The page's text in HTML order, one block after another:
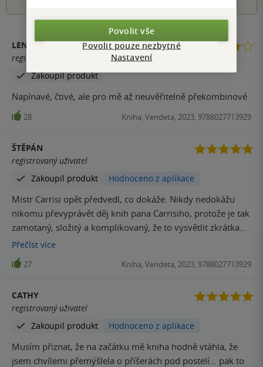
LENKA FRYBERTOVÁ
registrovaný uživatel
Zakoupil produkt
Napínavé, čtivé, ale pro mě až neuvěřitelně překombinové
28 Kniha, Vendeta, 2023, 9788027713929
ŠTĚPÁN
registrovaný uživatel
Zakoupil produkt
Hodnoceno z aplikace
Mistr Carrisi opět předvedl, co dokáže. Nikdy nedokážu
nikomu převyprávět děj knih pana Carrisiho, protože je tak
zamotaný, složitý a komplikovaný, že to vysvětlit zkrátka
nejde. Ale přesto to autor dokáže napsat tak, že vám vše
bude dávat smysl. Miluji díla pana Carrisiho a nejsem si
jistý, jestli si ještě někdy nějakého autora takhle hodně
Přečíst více
27 Kniha, Vendeta, 2023, 9788027713929
CATHY
registrovaný uživatel
Zakoupil produkt
Hodnoceno z aplikace
Musím přiznat, že na začátku mě kniha hodně vtáhla, že
jsem chvílemi přemýšlela o příšerách pod postelí... pak to
Povolit vše
Povolit pouze nezbytné
Nastavení